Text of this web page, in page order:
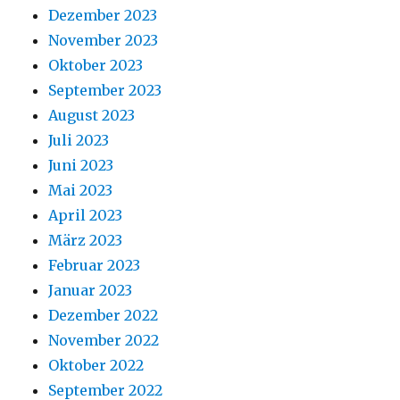
Dezember 2023
November 2023
Oktober 2023
September 2023
August 2023
Juli 2023
Juni 2023
Mai 2023
April 2023
März 2023
Februar 2023
Januar 2023
Dezember 2022
November 2022
Oktober 2022
September 2022